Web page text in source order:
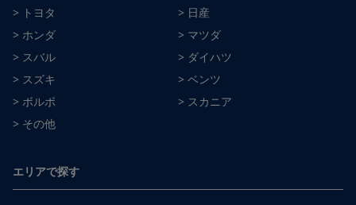
> トヨタ
> 日産
> ホンダ
> マツダ
> スバル
> ダイハツ
> スズキ
> ベンツ
> ボルボ
> スカニア
> その他
エリアで探す